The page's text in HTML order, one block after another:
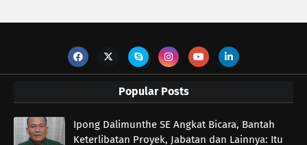
Popular Posts
Ipong Dalimunthe SE Angkat Bicara, Bantah
Keterlibatan Proyek, Jabatan dan Lainnya: Itu